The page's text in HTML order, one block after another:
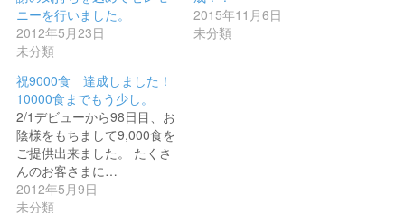
ニーを行いました。
2012年5月23日
未分類
2015年11月6日
未分類
祝9000食 達成しました！
10000食までもう少し。
2/1デビューから98日目、お
陰様をもちまして9,000食を
ご提供出来ました。 たくさ
んのお客さまに…
2012年5月9日
未分類